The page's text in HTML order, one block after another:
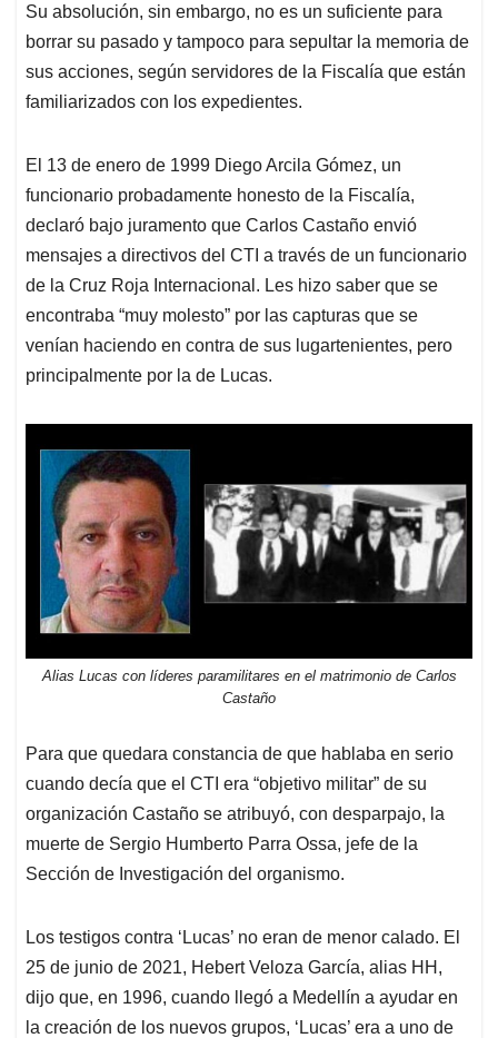
Su absolución, sin embargo, no es un suficiente para
borrar su pasado y tampoco para sepultar la memoria de
sus acciones, según servidores de la Fiscalía que están
familiarizados con los expedientes.
El 13 de enero de 1999 Diego Arcila Gómez, un
funcionario probadamente honesto de la Fiscalía,
declaró bajo juramento que Carlos Castaño envió
mensajes a directivos del CTI a través de un funcionario
de la Cruz Roja Internacional. Les hizo saber que se
encontraba “muy molesto” por las capturas que se
venían haciendo en contra de sus lugartenientes, pero
principalmente por la de Lucas.
Alias Lucas con líderes paramilitares en el matrimonio de Carlos
Castaño
Para que quedara constancia de que hablaba en serio
cuando decía que el CTI era “objetivo militar” de su
organización Castaño se atribuyó, con desparpajo, la
muerte de Sergio Humberto Parra Ossa, jefe de la
Sección de Investigación del organismo.
Los testigos contra ‘Lucas’ no eran de menor calado. El
25 de junio de 2021, Hebert Veloza García, alias HH,
dijo que, en 1996, cuando llegó a Medellín a ayudar en
la creación de los nuevos grupos, ‘Lucas’ era a uno de